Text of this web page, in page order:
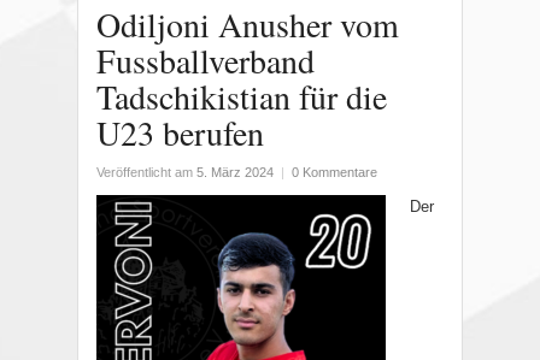
Odiljoni Anusher vom
Fussballverband
Tadschikistian für die
U23 berufen
Veröffentlicht am 5. März 2024 0 Kommentare
Der